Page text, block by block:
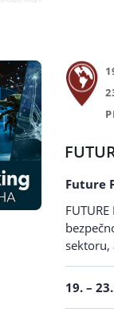
Future
sektoru,
19. –